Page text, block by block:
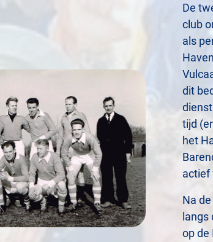
De
club
als
dit
tijd
het
actief
Na
langs
op de